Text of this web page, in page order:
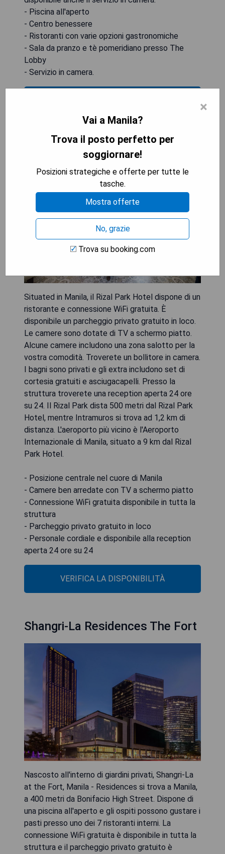
- Piscina all'aperto
- Centro benessere
- Ristoranti con varie opzioni gastronomiche
- Sala da pranzo e tè pomeridiano presso The
Lobby
- Servizio in camera.
Rizal Park Hotel
Situated in Manila, il Rizal Park Hotel dispone di un
ristorante e connessione WiFi gratuita. È
disponibile un parcheggio privato gratuito in loco.
Le camere sono dotate di TV a schermo piatto.
Alcune camere includono una zona salotto per la
vostra comodità. Troverete un bollitore in camera.
I bagni sono privati e gli extra includono set di
cortesia gratuiti e asciugacapelli. Presso la
struttura troverete una reception aperta 24 ore
su 24. Il Rizal Park dista 500 metri dal Rizal Park
Hotel, mentre Intramuros si trova ad 1,2 km di
distanza. L'aeroporto più vicino è l'Aeroporto
Internazionale di Manila, situato a 9 km dal Rizal
Park Hotel.
- Posizione centrale nel cuore di Manila
- Camere ben arredate con TV a schermo piatto
- Connessione WiFi gratuita disponibile in tutta la
struttura
- Parcheggio privato gratuito in loco
- Personale cordiale e disponibile alla reception
aperta 24 ore su 24
VERIFICA LA DISPONIBILITÀ
Shangri-La Residences The Fort
Nascosto all'interno di giardini privati, Shangri-La
at the Fort, Manila - Residences si trova a Manila,
a 400 metri da Bonifacio High Street. Dispone di
una piscina all'aperto e gli ospiti possono gustare i
pasti presso uno dei 7 ristoranti interni. La
connessione WiFi gratuita è disponibile in tutta la
struttura e il parcheggio privato gratuito è
×
Vai a Manila?
Trova il posto perfetto per
soggiornare!
Posizioni strategiche e offerte per tutte le
tasche.
Mostra offerte
No, grazie
Trova su booking.com